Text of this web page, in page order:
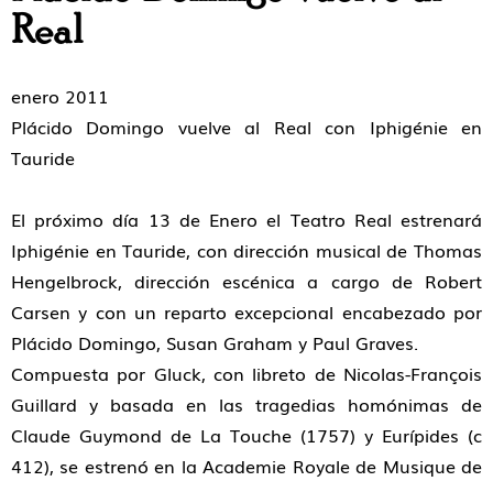
Real
enero 2011
Plácido Domingo vuelve al Real con Iphigénie en
Tauride
El próximo día 13 de Enero el Teatro Real estrenará
Iphigénie en Tauride, con dirección musical de Thomas
Hengelbrock, dirección escénica a cargo de Robert
Carsen y con un reparto excepcional encabezado por
Plácido Domingo, Susan Graham y Paul Graves.
Compuesta por Gluck, con libreto de Nicolas-François
Guillard y basada en las tragedias homónimas de
Claude Guymond de La Touche (1757) y Eurípides (c
412), se estrenó en la Academie Royale de Musique de